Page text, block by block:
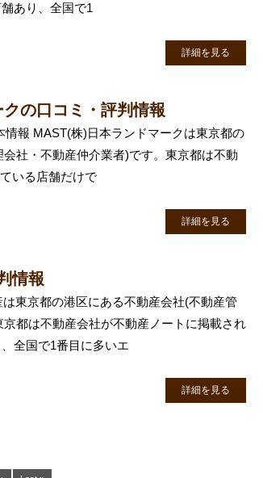
あり、全国で1
詳細を見る
の口コミ・評判情報
報 MAST(株)日本ランドマークは東京都の
社・不動産仲介業者)です。東京都は不動
いる店舗だけで
詳細を見る
情報
東京都の港区にある不動産会社(不動産管
都は不動産会社が不動産ノートに掲載され
全国で1番目に多いエ
詳細を見る